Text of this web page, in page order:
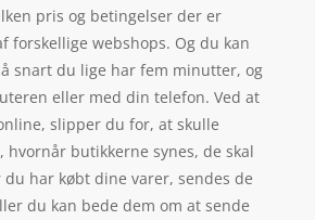
pris og betingelser der er
forskellige webshops. Og du kan
snart du lige har fem minutter, og
eller med din telefon. Ved at
slipper du for, at skulle
hvornår butikkerne synes, de skal
har købt dine varer, sendes de
du kan bede dem om at sende